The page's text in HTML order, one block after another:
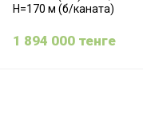
Н=170 м (б/каната)
1 894 000 тенге